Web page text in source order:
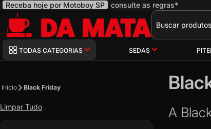
Receba hoje por Motoboy SP consulte as regras*
Pesquisa
TODAS CATEGORIAS SEDAS
A
Início Black Friday
Limpar Tudo